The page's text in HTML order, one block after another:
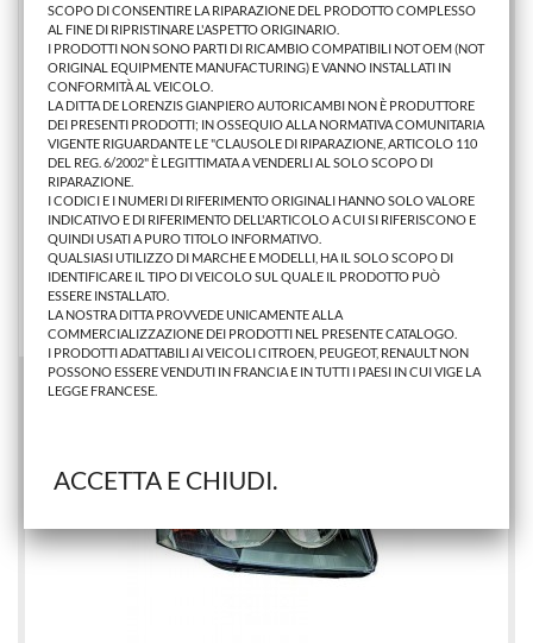
PROIETTORE SX AU A3 2003
125,66 €
AGGIUNGI AL CARRELLO
SCOPO DI CONSENTIRE LA RIPARAZIONE DEL PRODOTTO COMPLESSO
AL FINE DI RIPRISTINARE L'ASPETTO ORIGINARIO.
I PRODOTTI NON SONO PARTI DI RICAMBIO COMPATIBILI NOT OEM (NOT
ORIGINAL EQUIPMENTE MANUFACTURING) E VANNO INSTALLATI IN
CONFORMITÀ AL VEICOLO.
LA DITTA DE LORENZIS GIANPIERO AUTORICAMBI NON È PRODUTTORE
DEI PRESENTI PRODOTTI; IN OSSEQUIO ALLA NORMATIVA COMUNITARIA
VIGENTE RIGUARDANTE LE "CLAUSOLE DI RIPARAZIONE, ARTICOLO 110
DEL REG. 6/2002" È LEGITTIMATA A VENDERLI AL SOLO SCOPO DI
RIPARAZIONE.
I CODICI E I NUMERI DI RIFERIMENTO ORIGINALI HANNO SOLO VALORE
INDICATIVO E DI RIFERIMENTO DELL'ARTICOLO A CUI SI RIFERISCONO E
QUINDI USATI A PURO TITOLO INFORMATIVO.
QUALSIASI UTILIZZO DI MARCHE E MODELLI, HA IL SOLO SCOPO DI
IDENTIFICARE IL TIPO DI VEICOLO SUL QUALE IL PRODOTTO PUÒ
ESSERE INSTALLATO.
LA NOSTRA DITTA PROVVEDE UNICAMENTE ALLA
COMMERCIALIZZAZIONE DEI PRODOTTI NEL PRESENTE CATALOGO.
I PRODOTTI ADATTABILI AI VEICOLI CITROEN, PEUGEOT, RENAULT NON
POSSONO ESSERE VENDUTI IN FRANCIA E IN TUTTI I PAESI IN CUI VIGE LA
LEGGE FRANCESE.
ACCETTA E CHIUDI.